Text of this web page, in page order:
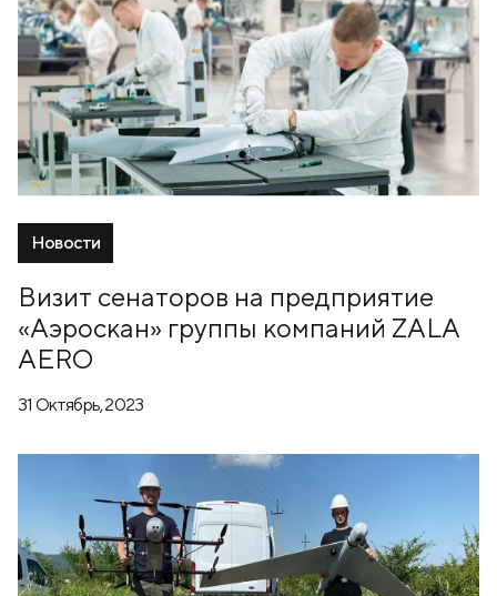
Новости
Визит сенаторов на предприятие
«Аэроскан» группы компаний ZALA
AERO
31 Октябрь, 2023